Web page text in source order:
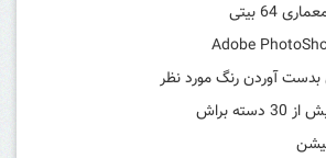
64 بیتی
بدست آوردن رنگ مورد نظر
براش